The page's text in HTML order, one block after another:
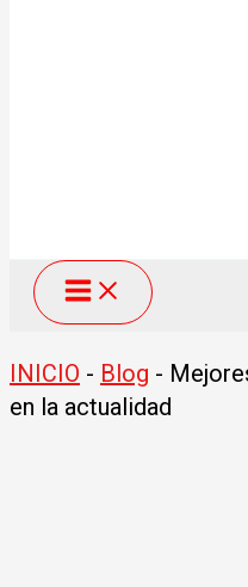
INICIO - Blog -
en la actualidad